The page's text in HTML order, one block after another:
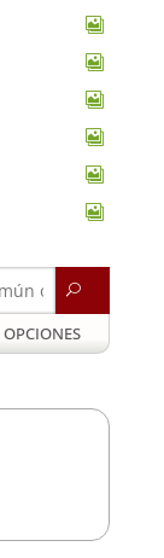
U
OPCIONES